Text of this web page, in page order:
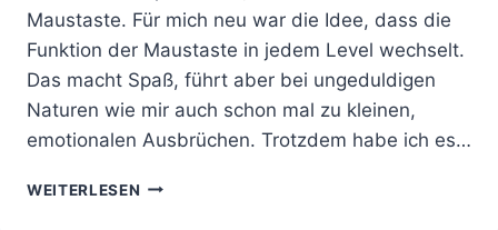
Maustaste. Für mich neu war die Idee, dass die
Funktion der Maustaste in jedem Level wechselt.
Das macht Spaß, führt aber bei ungeduldigen
Naturen wie mir auch schon mal zu kleinen,
emotionalen Ausbrüchen. Trotzdem habe ich es…
WEITERLESEN NIEDLICH